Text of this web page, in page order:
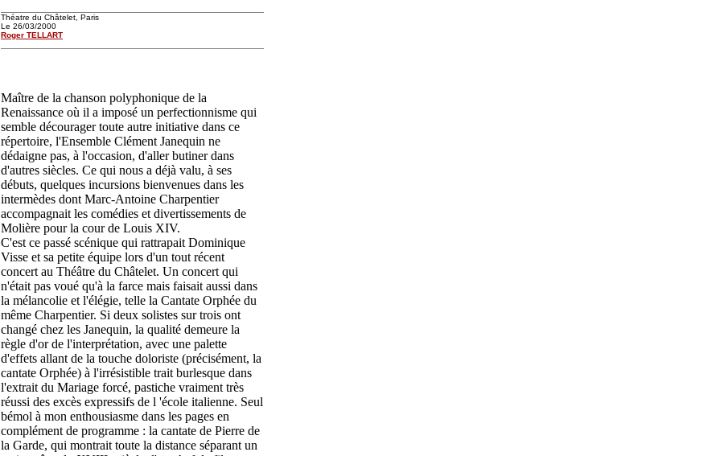
Théatre du Châtelet, Paris
Le 26/03/2000
Roger TELLART
Maître de la chanson polyphonique de la
Renaissance où il a imposé un perfectionnisme qui
semble décourager toute autre initiative dans ce
répertoire, l'Ensemble Clément Janequin ne
dédaigne pas, à l'occasion, d'aller butiner dans
d'autres siècles. Ce qui nous a déjà valu, à ses
débuts, quelques incursions bienvenues dans les
intermèdes dont Marc-Antoine Charpentier
accompagnait les comédies et divertissements de
Molière pour la cour de Louis XIV.
C'est ce passé scénique qui rattrapait Dominique
Visse et sa petite équipe lors d'un tout récent
concert au Théâtre du Châtelet. Un concert qui
n'était pas voué qu'à la farce mais faisait aussi dans
la mélancolie et l'élégie, telle la Cantate Orphée du
même Charpentier. Si deux solistes sur trois ont
changé chez les Janequin, la qualité demeure la
règle d'or de l'interprétation, avec une palette
d'effets allant de la touche doloriste (précisément, la
cantate Orphée) à l'irrésistible trait burlesque dans
l'extrait du Mariage forcé, pastiche vraiment très
réussi des excès expressifs de l 'école italienne. Seul
bémol à mon enthousiasme dans les pages en
complément de programme : la cantate de Pierre de
la Garde, qui montrait toute la distance séparant un